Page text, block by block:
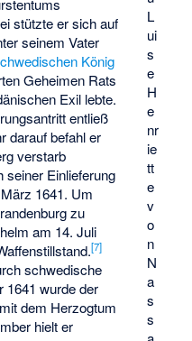
L
ui
s
e
H
e
nr
ie
tt
e
v
o
n
N
a
s
s
stützte er sich auf
seinem Vater
König
Geheimen Rats
Exil lebte.
entließ
darauf befahl er
verstarb
seiner Einlieferung
1641. Um
zu
am 14. Juli
[7]
schwedische
1641 wurde der
dem Herzogtum
hielt er